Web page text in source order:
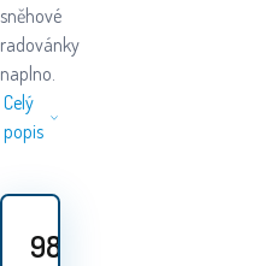
sněhové
radovánky
naplno.
Celý
popis
989